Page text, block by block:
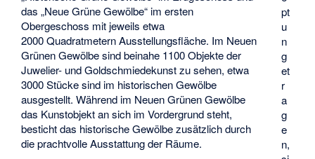
pt
u
n
g
et
r
a
g
e
n,
das „Neue Grüne Gewölbe“ im ersten
Obergeschoss mit jeweils etwa
2000 Quadratmetern Ausstellungsfläche. Im Neuen
Grünen Gewölbe sind beinahe 1100 Objekte der
Juwelier- und Goldschmiedekunst zu sehen, etwa
3000 Stücke sind im historischen Gewölbe
ausgestellt. Während im Neuen Grünen Gewölbe
das Kunstobjekt an sich im Vordergrund steht,
besticht das historische Gewölbe zusätzlich durch
die prachtvolle Ausstattung der Räume.